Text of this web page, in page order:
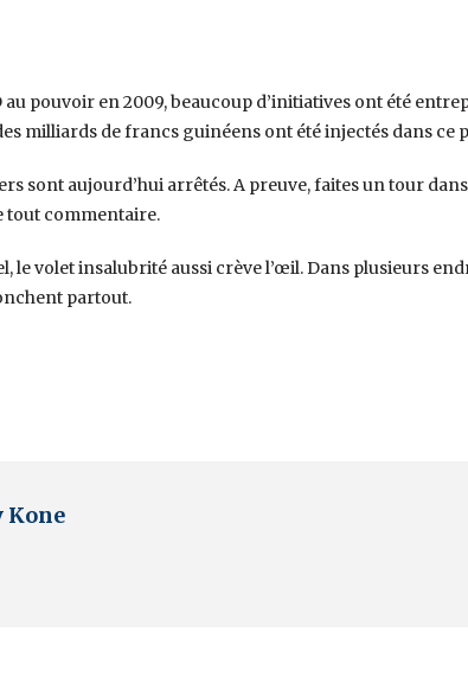
au pouvoir en 2009, beaucoup d’initiatives ont été
milliards de francs guinéens ont été injectés dans ce
sont aujourd’hui arrêtés. A preuve, faites un tour
tout commentaire.
volet insalubrité aussi crève l’œil. Dans plusieurs
partout.
Kone